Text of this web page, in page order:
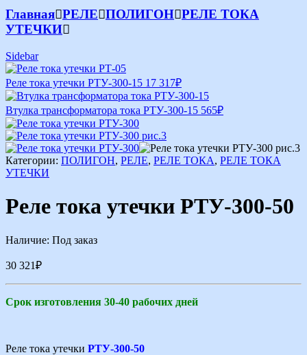
Главная РЕЛЕ ПОЛИГОН РЕЛЕ ТОКА
УТЕЧКИ
Sidebar
Реле тока утечки РТУ-300-15 17 317₽
Втулка трансформатора тока РТУ-300-15 565₽
Категории: ПОЛИГОН, РЕЛЕ, РЕЛЕ ТОКА, РЕЛЕ ТОКА
УТЕЧКИ
Реле тока утечки РТУ-300-50
Наличие: Под заказ
30 321₽
Срок изготовления 30-40 рабочих дней
Реле тока утечки РТУ-300-50